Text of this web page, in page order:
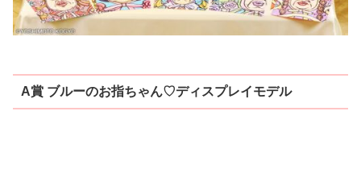
A賞 ブルーのお指ちゃん♡ディスプレイモデル